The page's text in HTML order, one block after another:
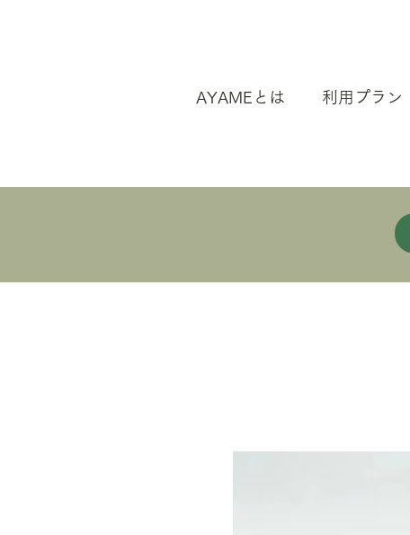
AYAMEとは 利用プラン